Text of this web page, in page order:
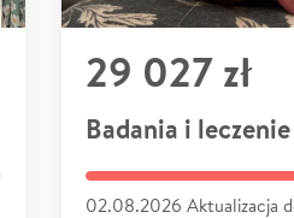
29 027 zł
02.08.2026 Aktualizacja